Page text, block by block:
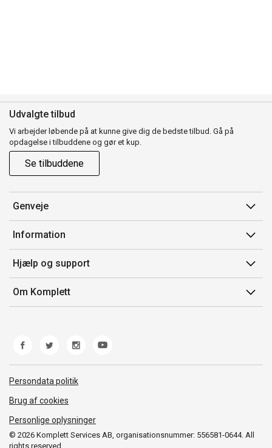
Udvalgte tilbud
Vi arbejder løbende på at kunne give dig de bedste tilbud. Gå på
opdagelse i tilbuddene og gør et kup.
Se tilbuddene
Genveje
Min side
Ordrehistorik
Gavekort
Information
Salgsbetingelser
Mærker/producent
Fortrydelsesret
Hjælp og support
Kontakt os
Kundeservice
Fejl/Mangler
Fragt og levering
Om Komplett
© 2026 Komplett Services AB, organisationsnummer: 556581-0644. All
rights reserved.
Persondata politik
Brug af cookies
Personlige oplysninger